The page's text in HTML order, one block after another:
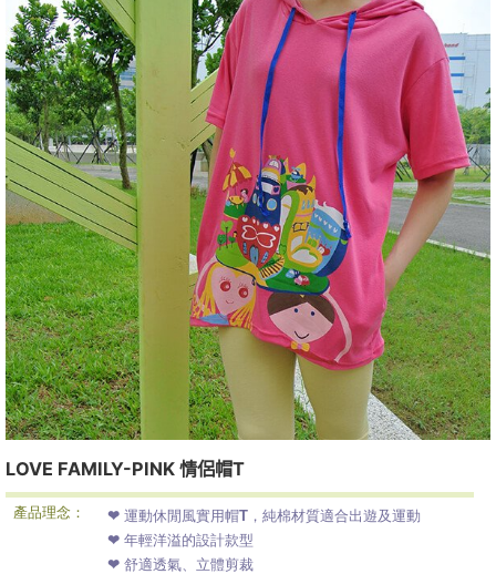
LOVE FAMILY-PINK 情侶帽T
產品理念：
❤ 運動休閒風實用帽T，純棉材質適合出遊及運動
❤ 年輕洋溢的設計款型
❤ 舒適透氣、立體剪裁